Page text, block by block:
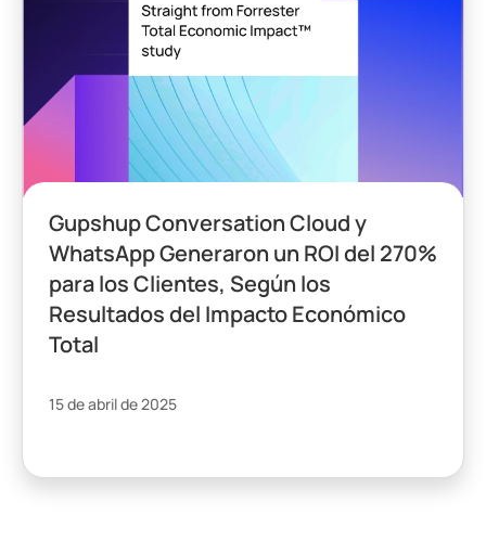
Gupshup Conversation Cloud y
WhatsApp Generaron un ROI del 270%
para los Clientes, Según los
Resultados del Impacto Económico
Total
15 de abril de 2025